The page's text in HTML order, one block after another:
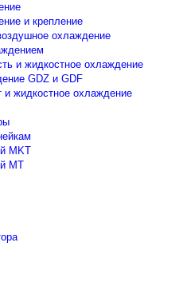
и крепление
охлаждение
и жидкостное охлаждение
GDZ и GDF
жидкостное охлаждение
MKT
MT